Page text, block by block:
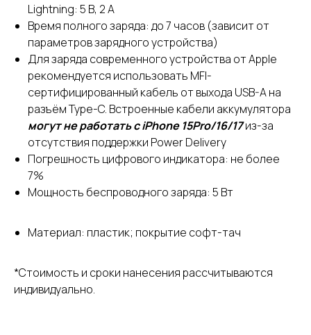
Lightning: 5 В, 2 А
Время полного заряда: до 7 часов (зависит от
параметров зарядного устройства)
Для заряда современного устройства от Apple
рекомендуется использовать MFI-
сертифицированный кабель от выхода USB-A на
разъём Type-C. Встроенные кабели аккумулятора
могут не работать с iPhone 15Pro/16/17из-за
отсутствия поддержки Power Delivery
Погрешность цифрового индикатора: не более
7%
Мощность беспроводного заряда: 5 Вт
Материал: пластик; покрытие софт-тач
*Стоимость и сроки нанесения рассчитываются
индивидуально.